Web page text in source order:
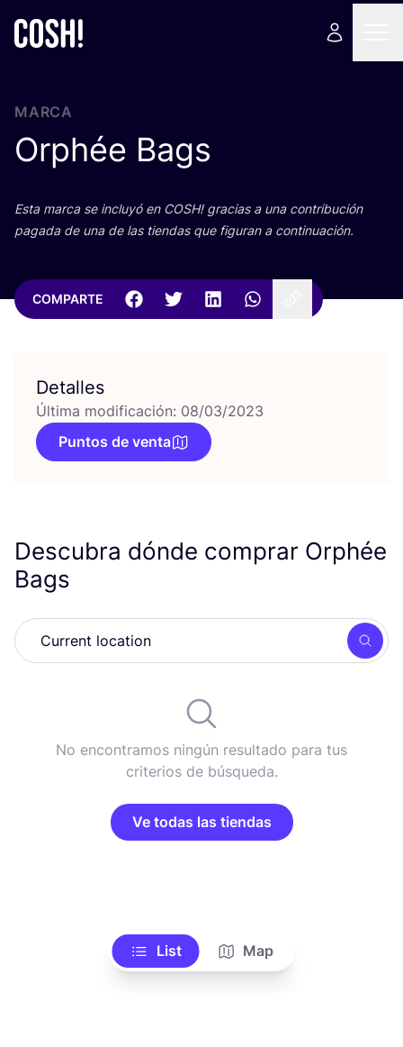
MARCA
Orphée Bags
Esta mar­ca se inclu­yó en COSH! gra­cias a una con­tri­bu­ción
paga­da de una de las tien­das que figu­ran a continuación.
COMPARTE
Detalles
Última modificación: 08/03/2023
Puntos de venta
Descubra dónde comprar Orphée
Bags
No encontramos ningún resultado para tus
criterios de búsqueda.
Ve todas las tiendas
List Map